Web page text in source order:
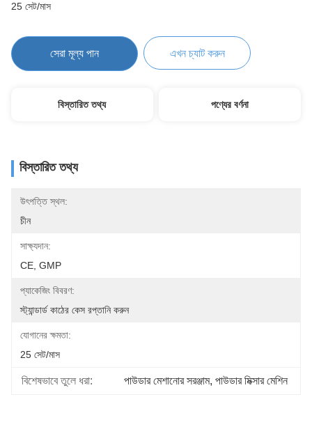
25 সেট/মাস
সেরা মূল্য পান এখন চ্যাট করুন
বিস্তারিত তথ্য পণ্যের বর্ণনা
বিস্তারিত তথ্য
উৎপত্তি স্থল:
চীন
সাক্ষ্যদান:
CE, GMP
প্যাকেজিং বিবরণ:
স্ট্যান্ডার্ড কাঠের কেস রপ্তানি করুন
যোগানের ক্ষমতা:
25 সেট/মাস
বিশেষভাবে তুলে ধরা: পাউডার মেশানোর সরঞ্জাম, পাউডার মিক্সার মেশিন